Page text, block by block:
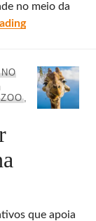
no meio da
Jardim
ZOO,
que apoia